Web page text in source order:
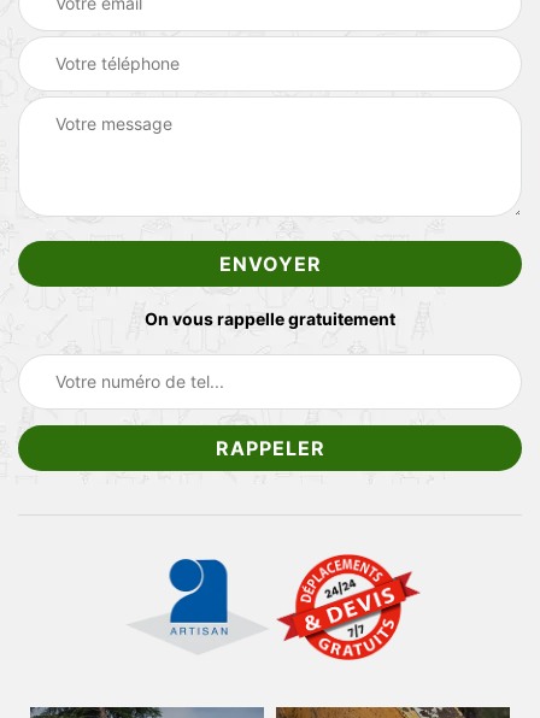
On vous rappelle gratuitement